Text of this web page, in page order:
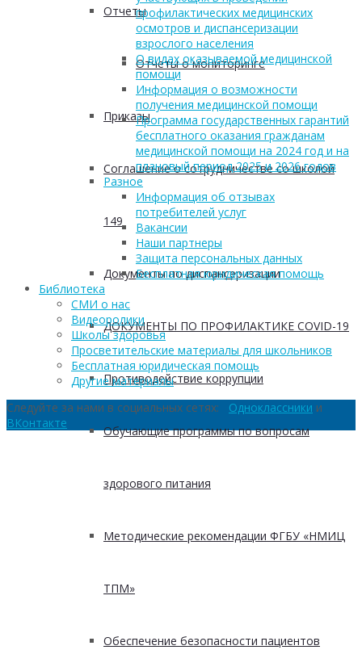
Отчеты
Отчеты о мониторинге
Приказы
Соглашение о сотрудничестве со школой
149
Документы по диспансеризации
ДОКУМЕНТЫ ПО ПРОФИЛАКТИКЕ COVID-19
Противодействие коррупции
Обучающие программы по вопросам
здорового питания
Методические рекомендации ФГБУ «НМИЦ
ТПМ»
Обеспечение безопасности пациентов
профилактических медицинских
осмотров и диспансеризации
взрослого населения
О видах оказываемой медицинской
помощи
Информация о возможности
получения медицинской помощи
Программа государственных гарантий
бесплатного оказания гражданам
медицинской помощи на 2024 год и на
плановый период 2025 и 2026 годов
Разное
Информация об отзывах
потребителей услуг
Вакансии
Наши партнеры
Защита персональных данных
Бесплатная юридическая помощь
Библиотека
СМИ о нас
Видеоролики
Школы здоровья
Просветительские материалы для школьников
Бесплатная юридическая помощь
Другие материалы
Следуйте за нами в социальных сетях: Одноклассники и
ВКонтакте